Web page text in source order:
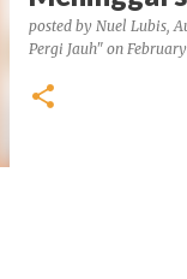
posted by Nuel Lubis,
Pergi Jauh" on